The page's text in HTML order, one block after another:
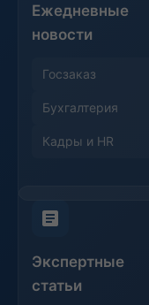
Ежедневные
новости
Госзаказ
Бухгалтерия
Кадры и HR
Экспертные
статьи